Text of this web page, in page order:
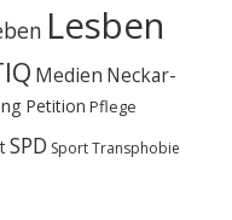
Lesben
Medien Neckar-
Petition Pflege
SPD SportTransphobie